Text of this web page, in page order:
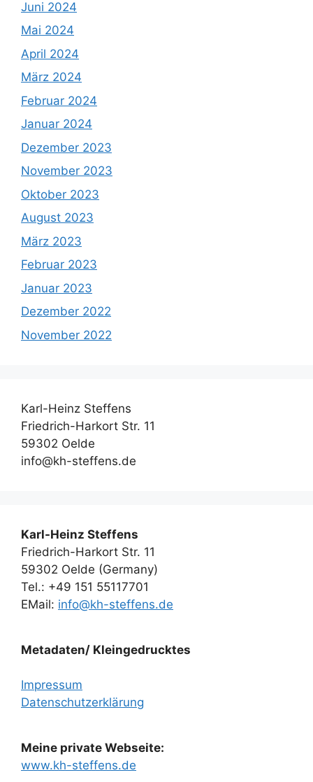
Juni 2024
Mai 2024
April 2024
März 2024
Februar 2024
Januar 2024
Dezember 2023
November 2023
Oktober 2023
August 2023
März 2023
Februar 2023
Januar 2023
Dezember 2022
November 2022
Karl-Heinz Steffens
Friedrich-Harkort Str. 11
59302 Oelde
info@kh-steffens.de
Karl-Heinz Steffens
Friedrich-Harkort Str. 11
59302 Oelde (Germany)
Tel.: +49 151 55117701
EMail: info@kh-steffens.de
Metadaten/ Kleingedrucktes
Impressum
Datenschutzerklärung
Meine private Webseite:
www.kh-steffens.de